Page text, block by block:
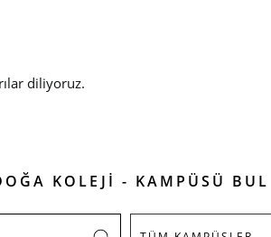
diliyoruz.
KOLEJİ - KAMPÜSÜ BUL